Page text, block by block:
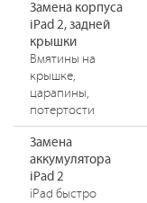
Замена корпуса
iPad 2, задней
крышки
Вмятины на
крышке,
царапины,
потертости
Замена
аккумулятора
iPad 2
iPad быстро